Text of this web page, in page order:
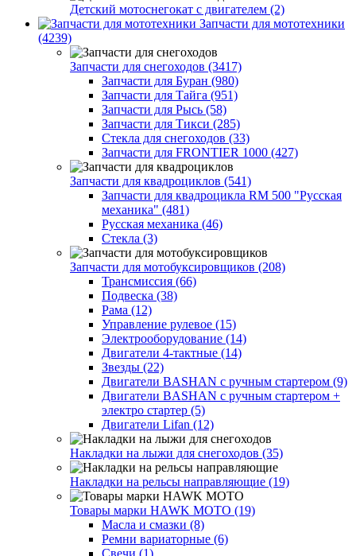
Детский мотоснегокат с двигателем (2)
Запчасти для мототехники
(4239)
Запчасти для снегоходов (3417)
Запчасти для Буран (980)
Запчасти для Тайга (951)
Запчасти для Рысь (58)
Запчасти для Тикси (285)
Стекла для снегоходов (33)
Запчасти для FRONTIER 1000 (427)
Запчасти для квадроциклов (541)
Запчасти для квадроцикла RM 500 "Русская
механика" (481)
Русская механика (46)
Стекла (3)
Запчасти для мотобуксировщиков (208)
Трансмиссия (66)
Подвеска (38)
Рама (12)
Управление рулевое (15)
Электрооборудование (14)
Двигатели 4-тактные (14)
Звезды (22)
Двигатели BASHAN с ручным стартером (9)
Двигатели BASHAN с ручным стартером +
электро стартер (5)
Двигатели Lifan (12)
Накладки на лыжи для снегоходов (35)
Накладки на рельсы направляющие (19)
Товары марки HAWK MOTO (19)
Масла и смазки (8)
Ремни вариаторные (6)
Свечи (1)